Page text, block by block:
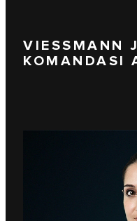
VIESSMANN
KOMANDASI